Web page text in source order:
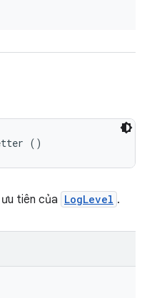
()
tiên của LogLevel .